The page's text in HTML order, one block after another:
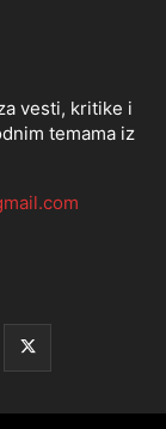
vesti, kritike i
temama iz